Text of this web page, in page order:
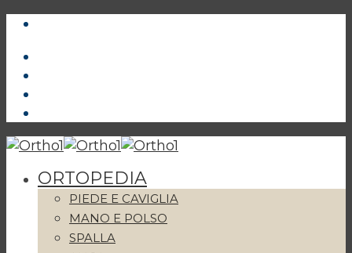
ORTOPEDIA
PIEDE E CAVIGLIA
MANO E POLSO
SPALLA